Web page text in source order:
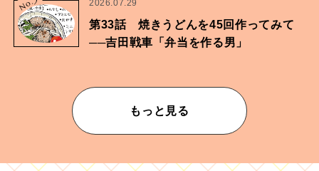
No. 2026.07.29
第33話 焼きうどんを45回作ってみて
──吉田戦車「弁当を作る男」
もっと見る